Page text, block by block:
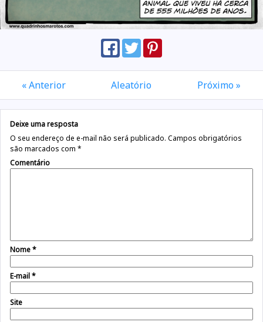
« Anterior Aleatório Próximo »
Deixe uma resposta
O seu endereço de e-mail não será publicado. Campos obrigatórios
são marcados com *
Comentário
Nome*
E-mail*
Site